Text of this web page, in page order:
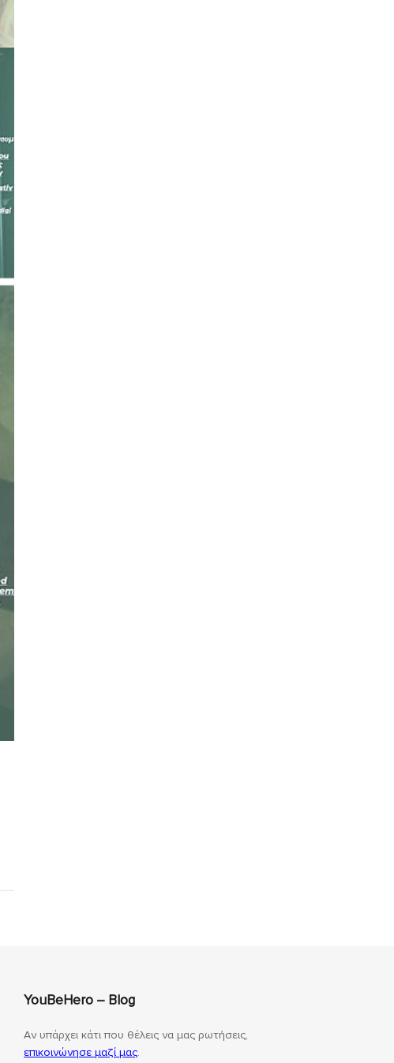
YouBeHero – Blog
Αν υπάρχει κάτι που θέλεις να μας ρωτήσεις,
επικοινώνησε μαζί μας.